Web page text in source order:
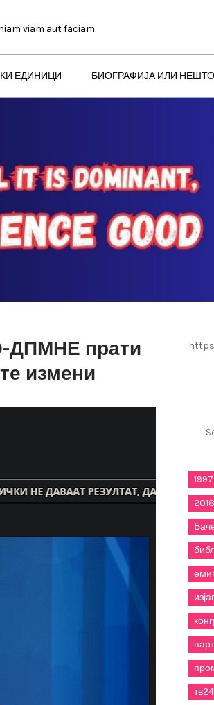
viam aut faciam
ЕДИНИЦИ БИОГРАФИЈА ИЛИ
ДПМНЕ прати
измени
1997
2018
тв24